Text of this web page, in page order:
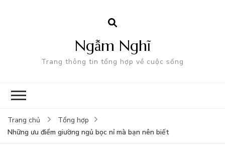
Ngẫm Nghĩ
Trang thông tin tổng hợp về cuộc sống
Trang chủ
Tổng hợp
Những ưu điểm giường ngủ bọc nỉ mà bạn nên biết